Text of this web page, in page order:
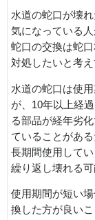
水道の蛇口が壊
気になっている
蛇口の交換は蛇
対処したいと考
水道の蛇口は使
が、10年以上経
る部品が経年劣
ていることがあ
長期間使用して
繰り返し壊れる可
使用期間が短い
換した方が良いこ